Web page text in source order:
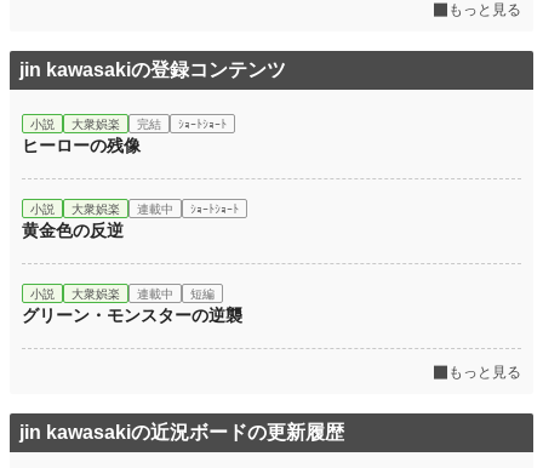
もっと見る
jin kawasakiの登録コンテンツ
小説 大衆娯楽 完結 ｼｮｰﾄｼｮｰﾄ
ヒーローの残像
小説 大衆娯楽 連載中 ｼｮｰﾄｼｮｰﾄ
黄金色の反逆
小説 大衆娯楽 連載中 短編
グリーン・モンスターの逆襲
もっと見る
jin kawasakiの近況ボードの更新履歴